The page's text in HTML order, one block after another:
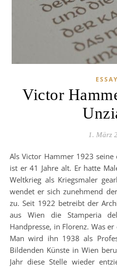
Victor
1. März
Als Victor Hammer 1923 seine erste Unzialschrift entwirft,
ist er 41 Jahre alt. Er hatte
Weltkrieg als Kriegsmaler
wendet er sich zunehmend
zu. Seit 1922 betreibt der
aus Wien die Stamperia
Handpresse, in Florenz. Was
Man wird ihn 1938 als
Bildenden Künste in Wien
Jahr diese Stelle wieder